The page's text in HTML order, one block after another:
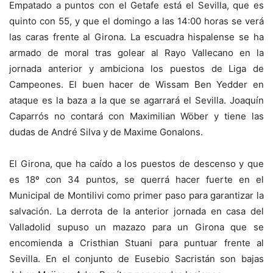
Empatado a puntos con el Getafe está el Sevilla, que es
quinto con 55, y que el domingo a las 14:00 horas se verá
las caras frente al Girona. La escuadra hispalense se ha
armado de moral tras golear al Rayo Vallecano en la
jornada anterior y ambiciona los puestos de Liga de
Campeones. El buen hacer de Wissam Ben Yedder en
ataque es la baza a la que se agarrará el Sevilla. Joaquín
Caparrós no contará con Maximilian Wöber y tiene las
dudas de André Silva y de Maxime Gonalons.
El Girona, que ha caído a los puestos de descenso y que
es 18º con 34 puntos, se querrá hacer fuerte en el
Municipal de Montilivi como primer paso para garantizar la
salvación. La derrota de la anterior jornada en casa del
Valladolid supuso un mazazo para un Girona que se
encomienda a Cristhian Stuani para puntuar frente al
Sevilla. En el conjunto de Eusebio Sacristán son bajas